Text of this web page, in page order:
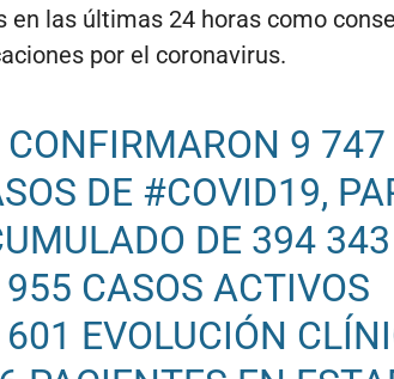
en las últimas 24 horas como
por el coronavirus.
CONFIRMARON 9 747
DE #COVID19,
DE 394 343
CASOS ACTIVOS
EVOLUCIÓN